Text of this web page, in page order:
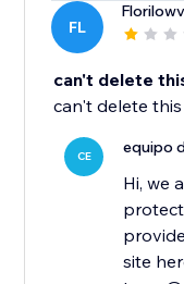
FL
can't delete
can't delete
CE equipo
Hi, we
site